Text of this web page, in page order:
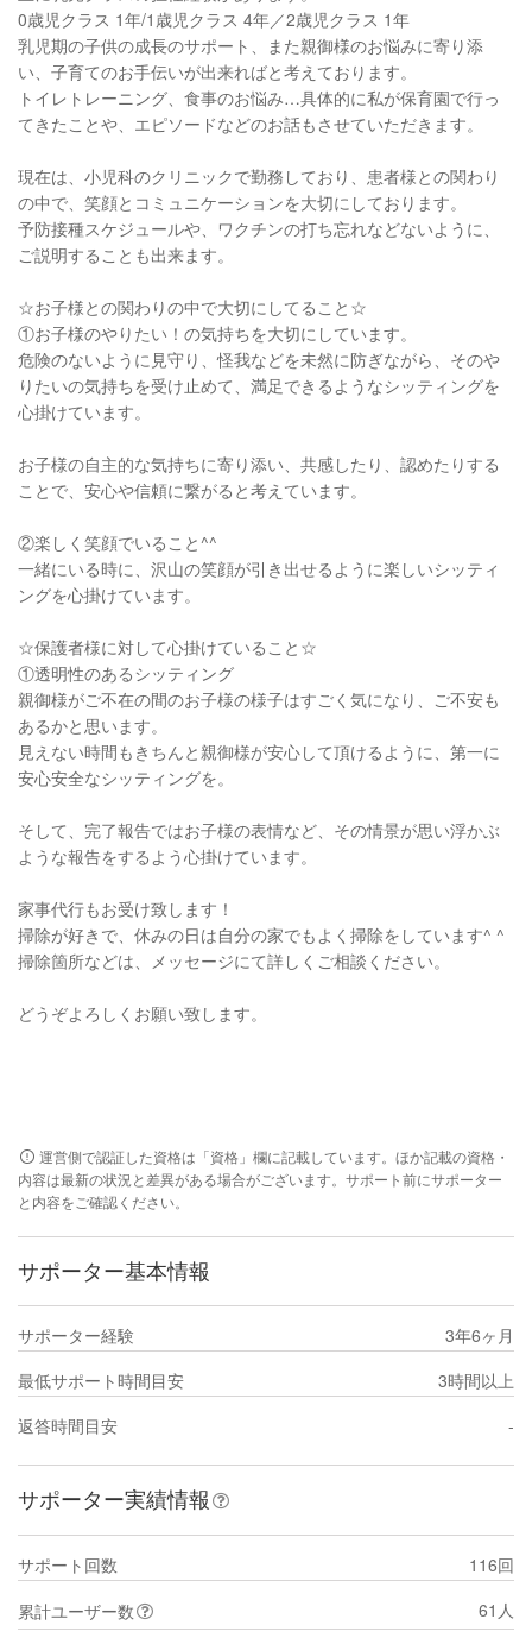
0歳児クラス 1年/1歳児クラス 4年／2歳児クラス 1年
乳児期の子供の成長のサポート、また親御様のお悩みに寄り添
い、子育てのお手伝いが出来ればと考えております。
トイレトレーニング、食事のお悩み…具体的に私が保育園で行っ
てきたことや、エピソードなどのお話もさせていただきます。
現在は、小児科のクリニックで勤務しており、患者様との関わり
の中で、笑顔とコミュニケーションを大切にしております。
予防接種スケジュールや、ワクチンの打ち忘れなどないように、
ご説明することも出来ます。
☆お子様との関わりの中で大切にしてること☆
①お子様のやりたい！の気持ちを大切にしています。
危険のないように見守り、怪我などを未然に防ぎながら、そのや
りたいの気持ちを受け止めて、満足できるようなシッティングを
心掛けています。
お子様の自主的な気持ちに寄り添い、共感したり、認めたりする
ことで、安心や信頼に繋がると考えています。
②楽しく笑顔でいること^^
一緒にいる時に、沢山の笑顔が引き出せるように楽しいシッティ
ングを心掛けています。
☆保護者様に対して心掛けていること☆
①透明性のあるシッティング
親御様がご不在の間のお子様の様子はすごく気になり、ご不安も
あるかと思います。
見えない時間もきちんと親御様が安心して頂けるように、第一に
安心安全なシッティングを。
そして、完了報告ではお子様の表情など、その情景が思い浮かぶ
ような報告をするよう心掛けています。
家事代行もお受け致します！
掃除が好きで、休みの日は自分の家でもよく掃除をしています^ ^
掃除箇所などは、メッセージにて詳しくご相談ください。
どうぞよろしくお願い致します。
運営側で認証した資格は「資格」欄に記載しています。ほか記載の資格・
内容は最新の状況と差異がある場合がございます。サポート前にサポーター
と内容をご確認ください。
サポーター基本情報
サポーター経験
3年6ヶ月
最低サポート時間目安
3時間以上
返答時間目安
-
サポーター実績情報
サポート回数
116回
累計ユーザー数
61人